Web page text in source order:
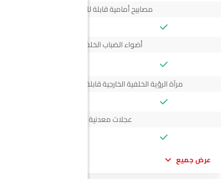
مصابيح أمامية قابلة للتعديل
أضواء الضباب الخلفية
مرآة الرؤية الخلفية الخارجية قابلة للتعديل كهربائياً
عجلات معدنية
عرض جميع